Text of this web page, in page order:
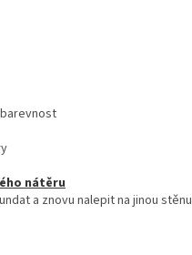
nátěru
a znovu nalepit na jinou stěnu